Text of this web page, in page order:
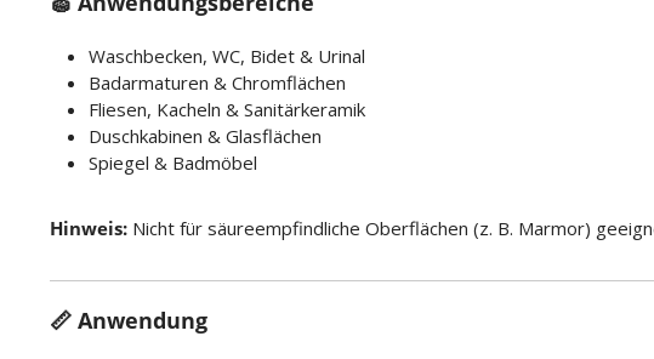
Waschbecken, WC, Bidet & Urinal
Badarmaturen & Chromflächen
Fliesen, Kacheln & Sanitärkeramik
Duschkabinen & Glasflächen
Spiegel & Badmöbel
Hinweis: Nicht für säureempfindliche Oberflächen (z. B. Marmor)
📏 Anwendung